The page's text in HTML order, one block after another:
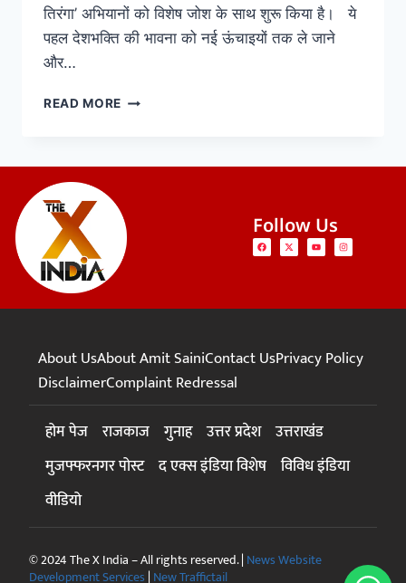
तिरंगा’ अभियानों को विशेष जोश के साथ शुरू किया है। ये
पहल देशभक्ति की भावना को नई ऊंचाइयों तक ले जाने
और…
READ MORE
Follow Us
About UsAbout Amit SainiContact UsPrivacy Policy
DisclaimerComplaint Redressal
होम पेज राजकाज गुनाह उत्तर प्रदेश उत्तराखंड
मुजफ्फरनगर पोस्ट द एक्स इंडिया विशेष विविध इंडिया
वीडियो
© 2024 The X India – All rights reserved. | News Website
Development Services | New Traffictail